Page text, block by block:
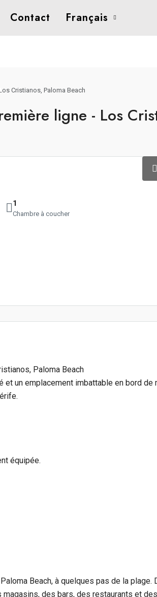
Contact Français
Cristianos, Paloma Beach
ligne - Los
1
Chambre à coucher
Paloma Beach
un emplacement imbattable en bord de
équipée.
Beach, à quelques pas de la plage.
des bars, des restaurants et